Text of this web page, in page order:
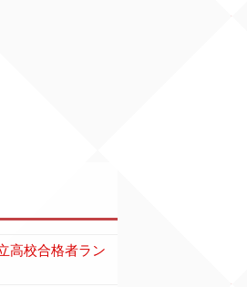
高校合格者ラン